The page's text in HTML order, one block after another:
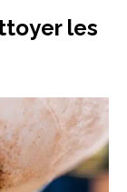
les